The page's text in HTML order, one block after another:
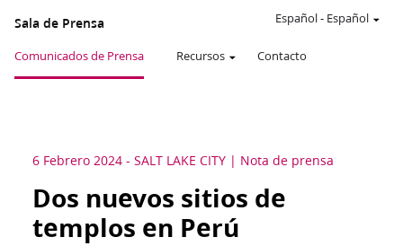
Sala de Prensa
Comunicados de Prensa Recursos Contacto
Español- Español
6 Febrero 2024 - SALT LAKE CITY Nota de prensa
Dos nuevos sitios de
templos en Perú